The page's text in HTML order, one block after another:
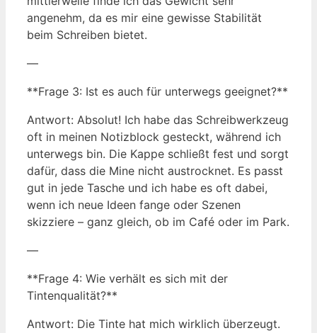
angenehm, da es mir eine gewisse Stabilität
beim Schreiben bietet.
—
**Frage 3: Ist es auch für unterwegs geeignet?**
Antwort: Absolut! Ich habe das Schreibwerkzeug
oft in meinen Notizblock gesteckt, während ich
unterwegs bin. Die Kappe schließt fest und sorgt
dafür, dass die Mine nicht austrocknet. Es passt
gut in jede Tasche und ich habe es oft dabei,
wenn ich neue Ideen fange oder Szenen
skizziere – ganz gleich, ob im Café oder im Park.
—
**Frage 4: Wie verhält es sich mit der
Tintenqualität?**
Antwort: Die Tinte hat mich wirklich überzeugt.